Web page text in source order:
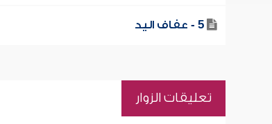
5 - عفاف اليد
تعليقات الزوار